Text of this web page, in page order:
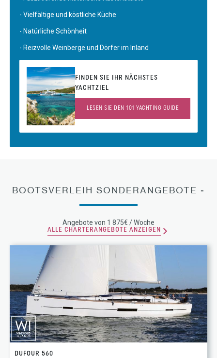
- Vielfältige und köstliche Küche
- Natürliche Schönheit
- Reizvolle Weinberge und Dörfer im Inland
FINDEN SIE IHR NÄCHSTES
YACHTZIEL
LESEN SIE DEN 101 YACHTING GUIDE
BOOTSVERLEIH SONDERANGEBOTE -
Angebote von 1 875€ / Woche
ALLE CHARTERANGEBOTE ANZEIGEN
DUFOUR 560